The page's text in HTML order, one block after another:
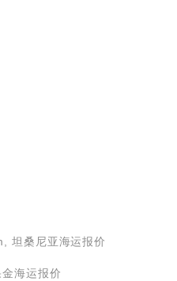
坦桑尼亚海运报价
海运报价